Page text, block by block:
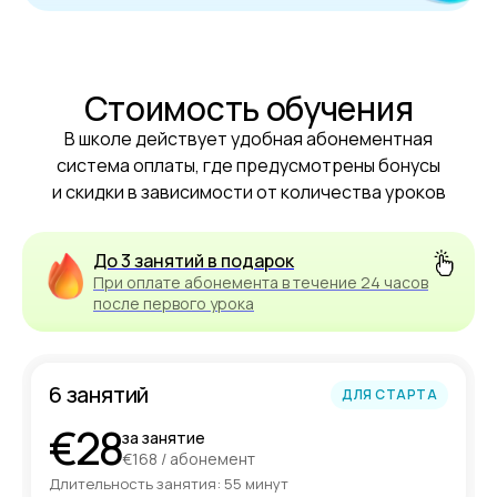
Стоимость обучения
В школе действует удобная абонементная
система оплаты, где предусмотрены бонусы
и скидки в зависимости от количества уроков
До 3 занятий в подарок
При оплате абонемента в течение 24 часов
после первого урока
6 занятий ДЛЯ СТАРТА
€28за занятие
€168 / абонемент
Длительность занятия: 55 минут